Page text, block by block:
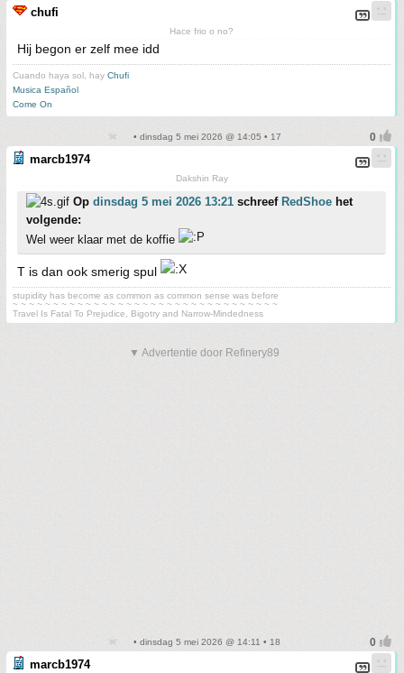
chufi
Hace frio o no?
Hij begon er zelf mee idd
Cuando haya sol, hay Chufi
Musica Español
Come On
• dinsdag 5 mei 2026 @ 14:05 • 17
marcb1974
Dakshin Ray
Op dinsdag 5 mei 2026 13:21 schreef RedShoe het
volgende:
Wel weer klaar met de koffie
T is dan ook smerig spul
stupidity has become as common as common sense was before
~ ~ ~ ~ ~ ~ ~ ~ ~ ~ ~ ~ ~ ~ ~ ~ ~ ~ ~ ~ ~ ~ ~ ~ ~ ~ ~ ~ ~ ~ ~ ~ ~
Travel Is Fatal To Prejudice, Bigotry and Narrow-Mindedness
▼ Advertentie door Refinery89
• dinsdag 5 mei 2026 @ 14:11 • 18
marcb1974